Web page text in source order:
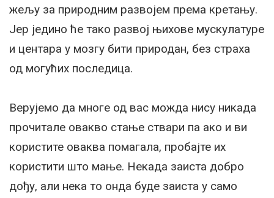
жељу за природним развојем према кретању.
Јер једино ће тако развој њихове мускулатуре
и центара у мозгу бити природан, без страха
од могућих последица.
Верујемо да многе од вас можда нису никада
прочитале овакво стање ствари па ако и ви
користите оваква помагала, пробајте их
користити што мање. Некада заиста добро
дођу, али нека то онда буде заиста у само